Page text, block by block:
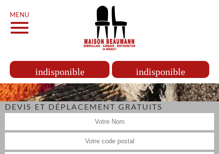
MENU
indisponible indisponible
DEVIS ET DÉPLACEMENT GRATUITS